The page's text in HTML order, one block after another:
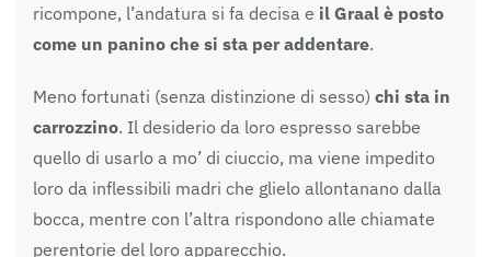
ricompone, l’andatura si fa decisa e il Graal è posto
come un panino che si sta per addentare.
Meno fortunati (senza distinzione di sesso) chi sta in
carrozzino. Il desiderio da loro espresso sarebbe
quello di usarlo a mo’ di ciuccio, ma viene impedito
loro da inflessibili madri che glielo allontanano dalla
bocca, mentre con l’altra rispondono alle chiamate
perentorie del loro apparecchio.